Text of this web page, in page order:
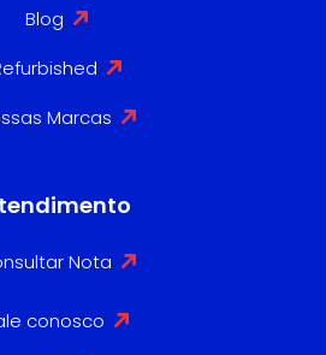
Blog
Marcas
Nota
conosco